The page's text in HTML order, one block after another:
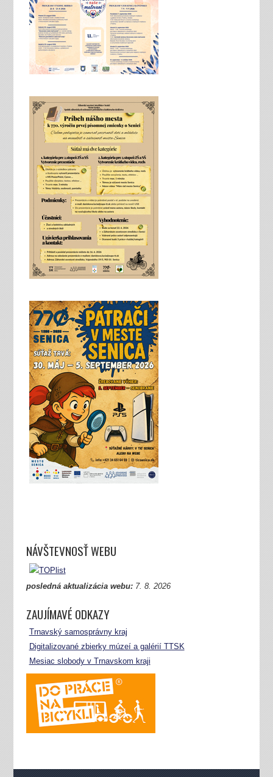
NÁVŠTEVNOSŤ WEBU
posledná aktualizácia webu:7. 8. 2026
ZAUJÍMAVÉ ODKAZY
Trnavský samosprávny kraj
Digitalizované zbierky múzeí a galérií TTSK
Mesiac slobody v Trnavskom kraji